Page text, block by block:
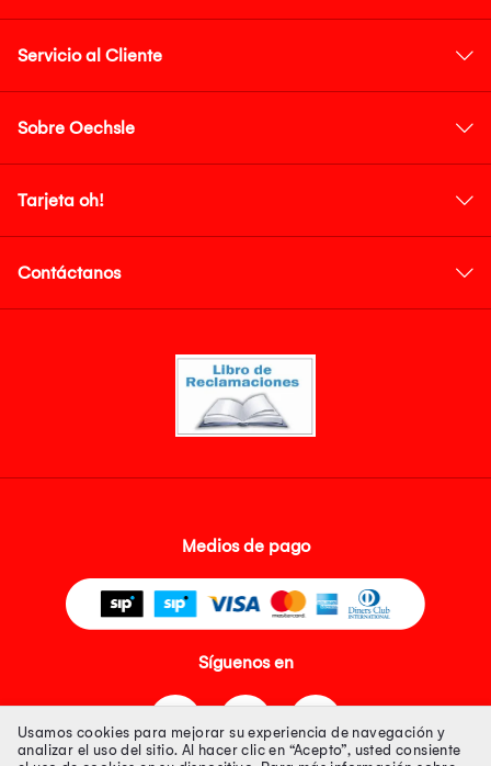
Servicio al Cliente
Sobre Oechsle
Tarjeta oh!
Contáctanos
Medios de pago
Síguenos en
Usamos cookies para mejorar su experiencia de navegación y
analizar el uso del sitio. Al hacer clic en “Acepto”, usted consiente